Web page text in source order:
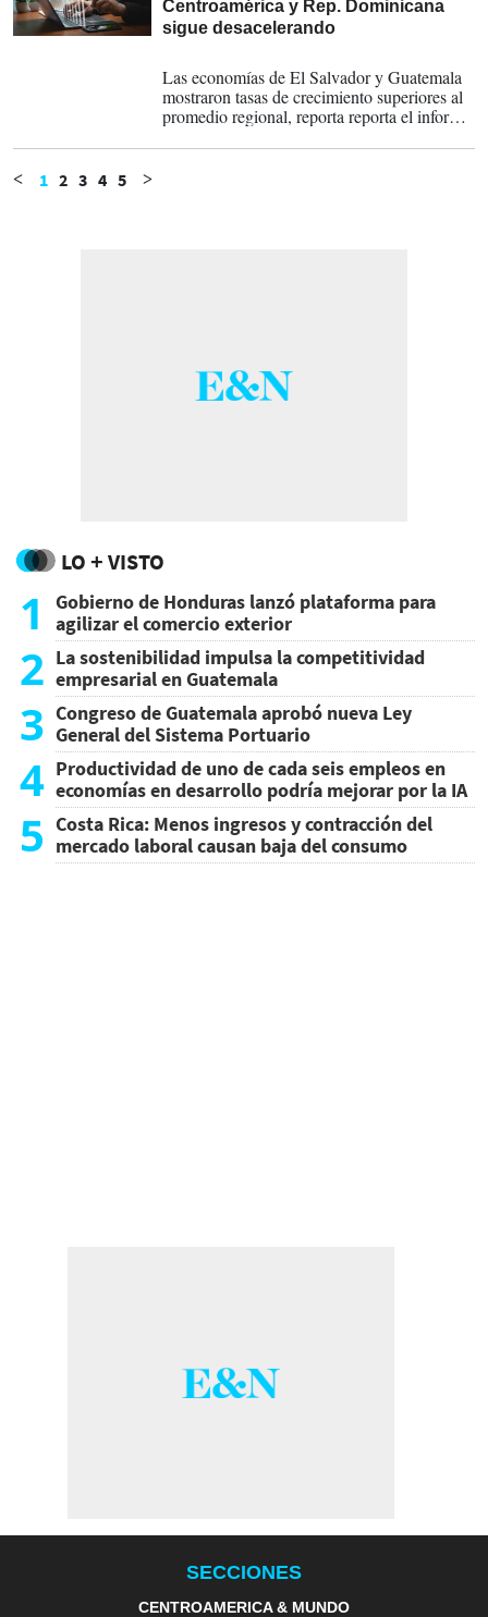
Centroamérica y Rep. Dominicana
sigue desacelerando
Las economías de El Salvador y Guatemala
mostraron tasas de crecimiento superiores al
promedio regional, reporta reporta el informe
Monetario Centroamericano.
< 1 2 3 4 5 >
LO + VISTO
1
Gobierno de Honduras lanzó plataforma para
agilizar el comercio exterior
2 La sostenibilidad impulsa la competitividad
empresarial en Guatemala
3 Congreso de Guatemala aprobó nueva Ley
General del Sistema Portuario
4 Productividad de uno de cada seis empleos en
economías en desarrollo podría mejorar por la IA
5 Costa Rica: Menos ingresos y contracción del
mercado laboral causan baja del consumo
SECCIONES
CENTROAMERICA & MUNDO